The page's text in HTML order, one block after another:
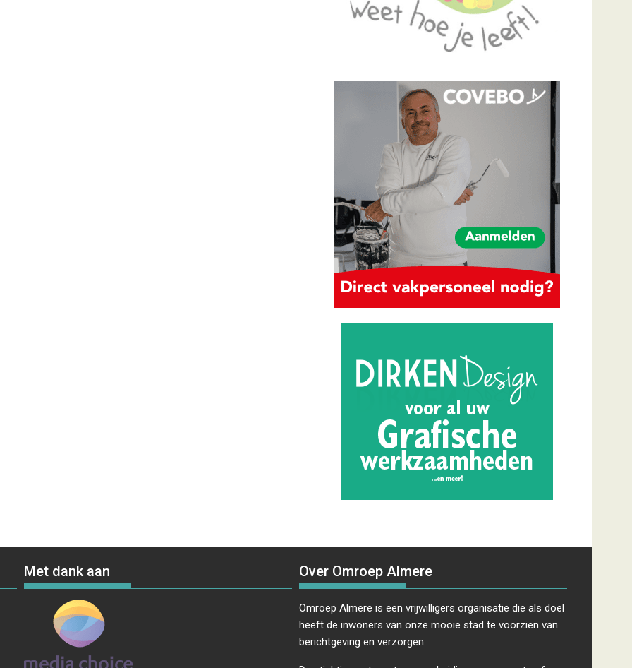
Met dank aan Over Omroep Almere
Omroep Almere is een vrijwilligers organisatie die als doel
heeft de inwoners van onze mooie stad te voorzien van
berichtgeving en verzorgen.